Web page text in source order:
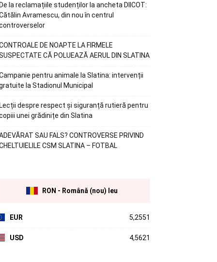
De la reclamațiile studenților la ancheta DIICOT:
Avramescu, din nou în centrul
DE NOAPTE LA FIRMELE
CĂ POLUEAZĂ AERUL DIN SLATINA
pentru animale la Slatina: intervenții
la Stadionul Municipal
Lecții despre respect și siguranță rutieră pentru
unei grădinițe din Slatina
SAU FALS? CONTROVERSE PRIVIND
CSM SLATINA – FOTBAL
RON - Română (nou) leu
EUR 5,2551
USD 4,5621